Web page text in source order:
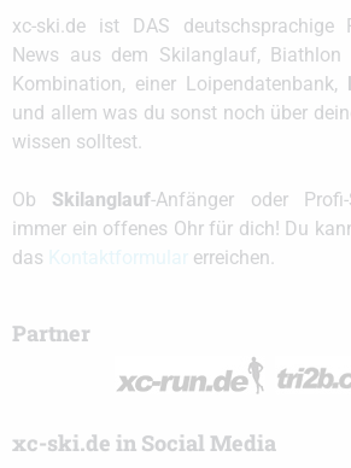
xc-ski.de ist DAS deutschsprachige
News aus dem Skilanglauf, Biathlon
Kombination, einer Loipendatenbank,
und allem was du sonst noch über
wissen solltest.
Ob Skilanglauf-Anfänger oder
immer ein offenes Ohr für dich! Du
das
erreichen.
Partner
xc-ski.de in Social Media